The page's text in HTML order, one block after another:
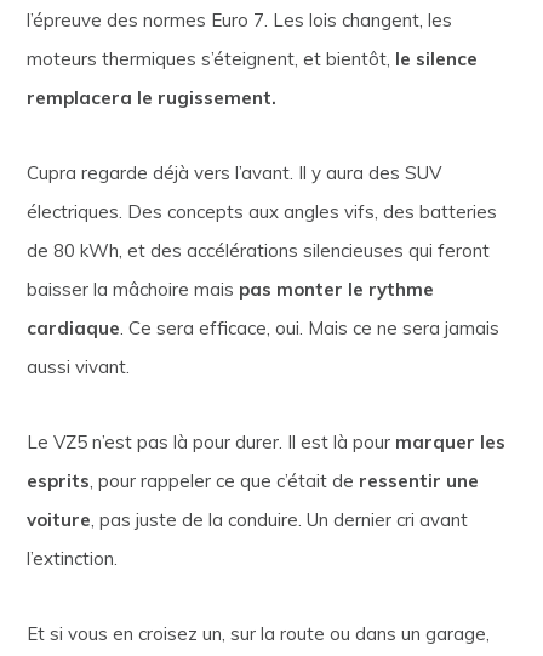
l’épreuve des normes Euro 7. Les lois changent, les
moteurs thermiques s’éteignent, et bientôt, le silence
remplacera le rugissement.
Cupra regarde déjà vers l’avant. Il y aura des SUV
électriques. Des concepts aux angles vifs, des batteries
de 80 kWh, et des accélérations silencieuses qui feront
baisser la mâchoire mais pas monter le rythme
cardiaque. Ce sera efficace, oui. Mais ce ne sera jamais
aussi vivant.
Le VZ5 n’est pas là pour durer. Il est là pour marquer les
esprits, pour rappeler ce que c’était de ressentir une
voiture, pas juste de la conduire. Un dernier cri avant
l’extinction.
Et si vous en croisez un, sur la route ou dans un garage,